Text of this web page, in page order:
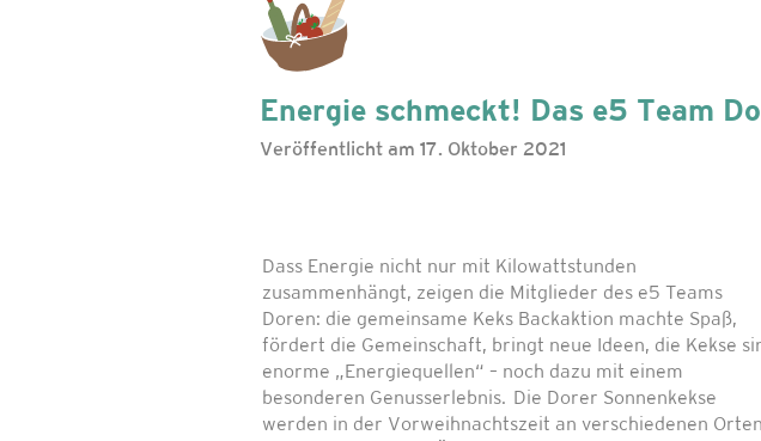
Energie schmeckt! Das e5 Team
Veröffentlicht am 17. Oktober 2021
Dass Energie nicht nur mit Kilowattstunden
zusammenhängt, zeigen die Mitglieder des e5 Teams
Doren: die gemeinsame Keks Backaktion machte Spaß,
fördert die Gemeinschaft, bringt neue Ideen, die Kekse
enorme „Energiequellen“ – noch dazu mit einem
besonderen Genusserlebnis. Die Dorer Sonnenkekse
werden in der Vorweihnachtszeit an verschiedenen Orten